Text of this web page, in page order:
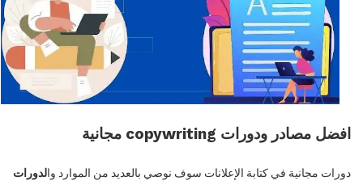
افضل مصادر ودورات copywriting مجانية
دورات مجانية في كتابة الإعلانات سوف نوصي بالعديد من الموارد والدورات